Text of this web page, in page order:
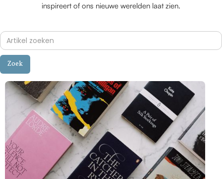
inspireert of ons nieuwe werelden laat zien.